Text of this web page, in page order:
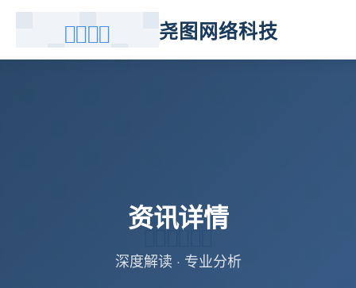
尧图网络科技
资讯详情
深度解读 · 专业分析